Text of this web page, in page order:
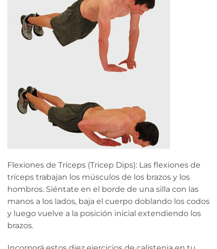
Flexiones de Tríceps (Tricep Dips): Las flexiones de
tríceps trabajan los músculos de los brazos y los
hombros. Siéntate en el borde de una silla con las
manos a los lados, baja el cuerpo doblando los codos
y luego vuelve a la posición inicial extendiendo los
brazos.